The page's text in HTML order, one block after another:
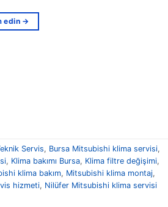
edin →
Servis, Bursa Mitsubishi klima servisi,
, Klima bakımı Bursa, Klima filtre değişimi,
klima bakım, Mitsubishi klima montaj,
hizmeti, Nilüfer Mitsubishi klima servisi